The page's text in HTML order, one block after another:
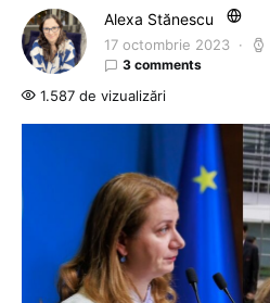
Alexa Stănescu
17 octombrie 2023
3 comments
1.587 de vizualizări